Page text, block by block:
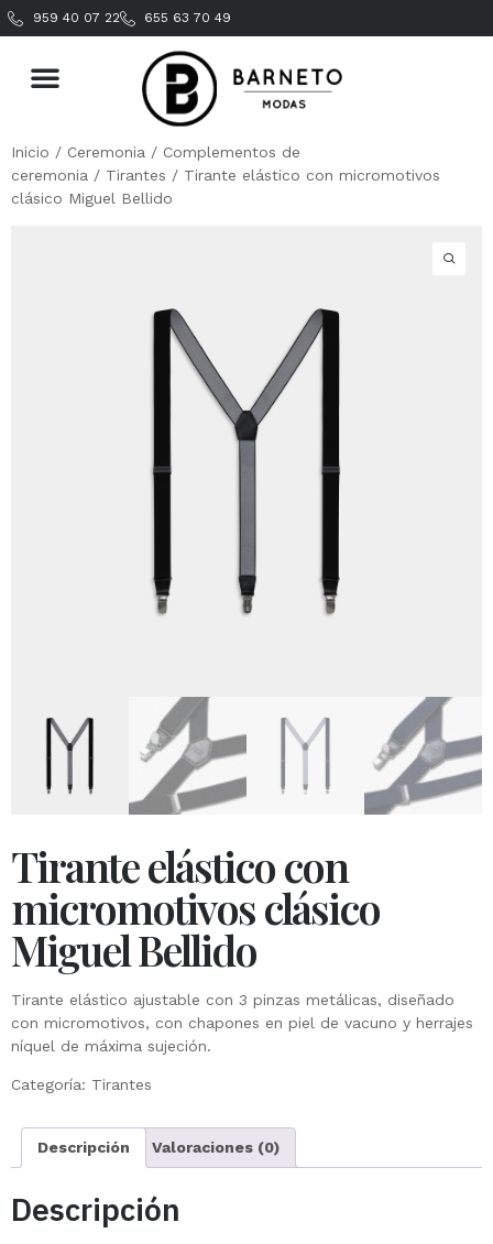
959 40 07 22 655 63 70 49
Inicio / Ceremonia / Complementos de
ceremonia / Tirantes / Tirante elástico con micromotivos
clásico Miguel Bellido
Tirante elástico con
micromotivos clásico
Miguel Bellido
Tirante elástico ajustable con 3 pinzas metálicas, diseñado
con micromotivos, con chapones en piel de vacuno y herrajes
níquel de máxima sujeción.
Categoría: Tirantes
Descripción Valoraciones (0)
Descripción